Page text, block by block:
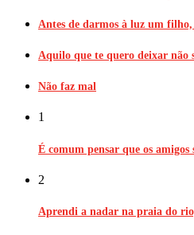
Antes de darmos à luz um
Aquilo que te quero deixar não
Não faz mal
1
É comum pensar que os amigos
2
Aprendi a nadar na praia do